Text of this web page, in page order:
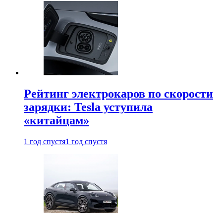
Рейтинг электрокаров по скорости
зарядки: Tesla уступила
«китайцам»
1 год спустя1 год спустя